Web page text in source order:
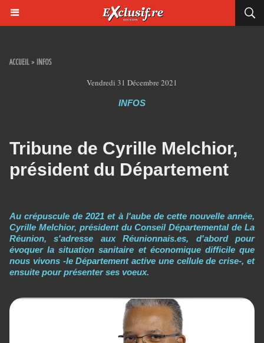
ACCUEIL > INFOS
Vendredi 31 Décembre 2021
INFOS
Tribune de Cyrille Melchior,
président du Département
Au crépuscule de 2021 et à l'aube de cette nouvelle année,
Cyrille Melchior, président du Conseil Départemental de La
Réunion, s'adresse aux Réunionnais.es, d'abord pour
évoquer la situation sanitaire et économique difficile que
nous vivons -le Département active une cellule de crise-, et
ensuite pour présenter ses voeux.